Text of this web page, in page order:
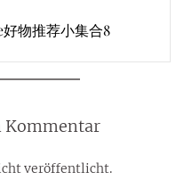
物推荐小集合8
Kommentar
veröffentlicht.